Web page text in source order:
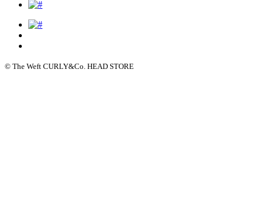
© The Weft CURLY&Co. HEAD STORE